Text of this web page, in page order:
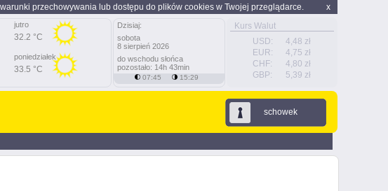
x
przechowywania lub dostępu do plików cookies w Twojej przeglądarce.
Kurs Walut
USD:
4,48 zł
EUR:
4,75 zł
CHF:
4,80 zł
GBP:
5,39 zł
jutro
32.2 °C
poniedziałek
33.5 °C
Dzisiaj:
sobota
8 sierpień 2026
do wschodu słońca
pozostało: 14h 43min
07:45 15:29
schowek